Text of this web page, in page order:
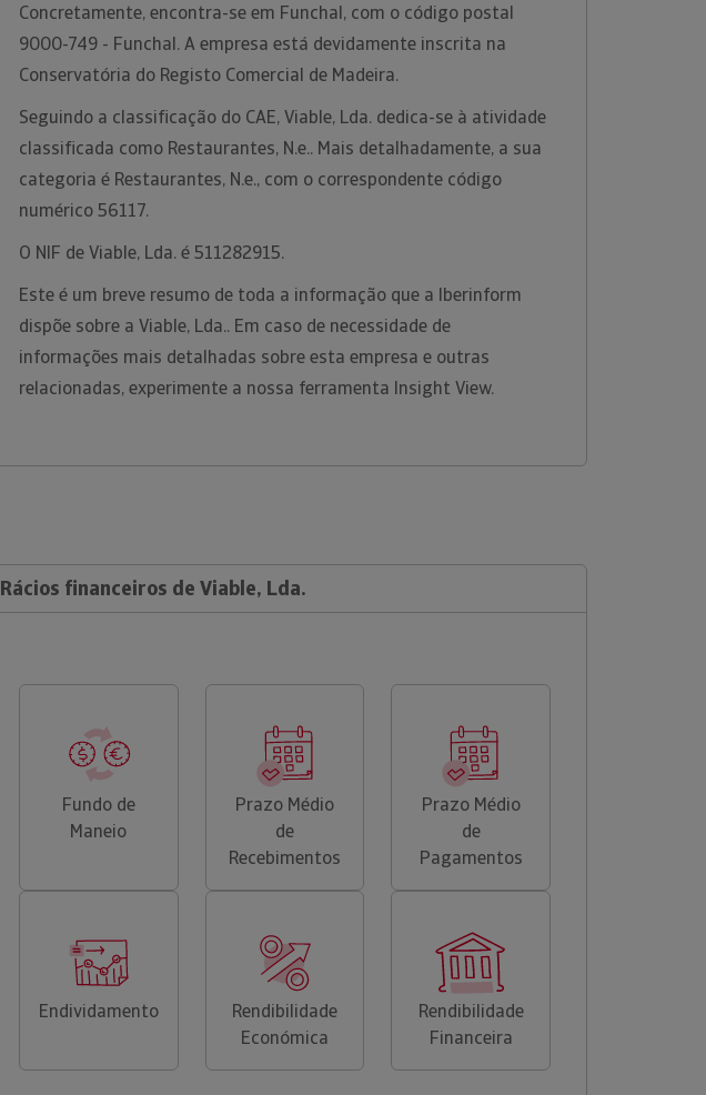
Concretamente, encontra-se em Funchal, com o código postal
9000-749 - Funchal. A empresa está devidamente inscrita na
Conservatória do Registo Comercial de Madeira.
Seguindo a classificação do CAE, Viable, Lda. dedica-se à atividade
classificada como Restaurantes, N.e.. Mais detalhadamente, a sua
categoria é Restaurantes, N.e., com o correspondente código
numérico 56117.
O NIF de Viable, Lda. é 511282915.
Este é um breve resumo de toda a informação que a Iberinform
dispõe sobre a Viable, Lda.. Em caso de necessidade de
informações mais detalhadas sobre esta empresa e outras
relacionadas, experimente a nossa ferramenta Insight View.
Rácios financeiros de Viable, Lda.
Fundo de
Maneio
Prazo Médio
de
Recebimentos
Prazo Médio
de
Pagamentos
Endividamento
Rendibilidade
Económica
Rendibilidade
Financeira